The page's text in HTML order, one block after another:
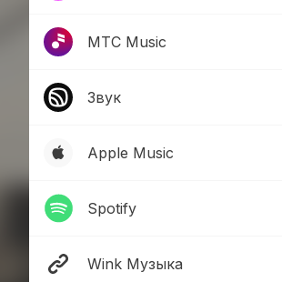
МТС Music
Звук
Apple Music
Spotify
Wink Музыка